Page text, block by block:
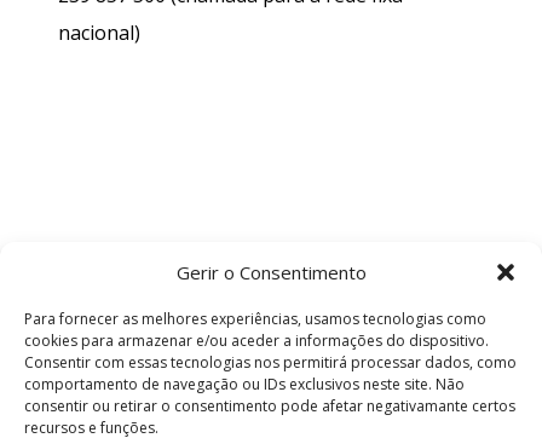
Gerir o Consentimento
Para fornecer as melhores experiências, usamos tecnologias como
cookies para armazenar e/ou aceder a informações do dispositivo.
Consentir com essas tecnologias nos permitirá processar dados, como
comportamento de navegação ou IDs exclusivos neste site. Não
consentir ou retirar o consentimento pode afetar negativamante certos
recursos e funções.
nacional)